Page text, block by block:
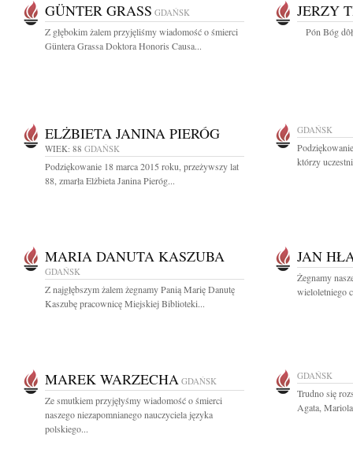
GÜNTER GRASS GDAŃSK
Z głębokim żalem przyjęliśmy wiadomość o śmierci
Güntera Grassa Doktora Honoris Causa...
JERZY
Pón Bóg
ELŻBIETA JANINA PIERÓG
WIEK: 88 GDAŃSK
Podziękowanie 18 marca 2015 roku, przeżywszy lat
88, zmarła Elżbieta Janina Pieróg...
GDAŃSK
którzy
MARIA DANUTA KASZUBA
GDAŃSK
Z najgłębszym żalem żegnamy Panią Marię Danutę
Kaszubę pracownicę Miejskiej Biblioteki...
JAN
Żegnamy
wieloletniego
MAREK WARZECHA GDAŃSK
Ze smutkiem przyjęłyśmy wiadomość o śmierci
naszego niezapomnianego nauczyciela języka
polskiego...
GDAŃSK
Trudno się
Agata,